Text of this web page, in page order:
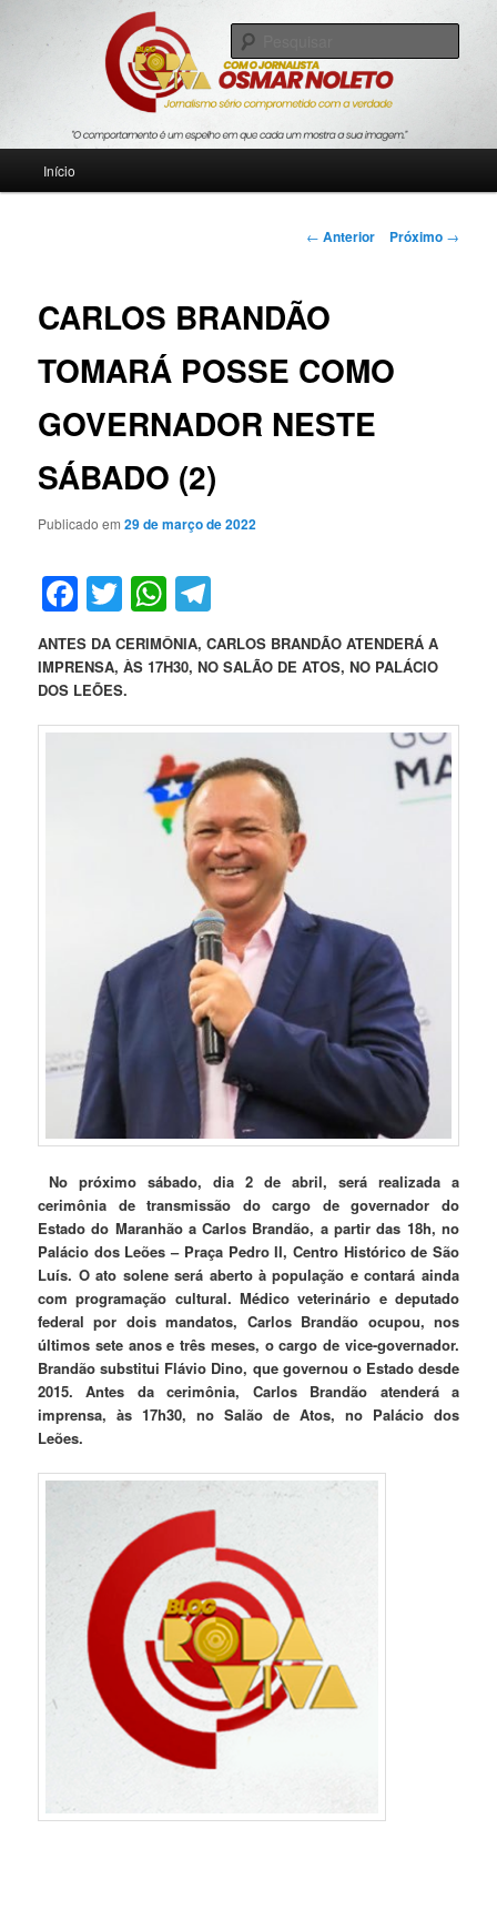
Blog Roda Viva
Jornalismo sério comprometido com a verdade
Início
Navegação
← Anterior Próximo →
CARLOS BRANDÃO
TOMARÁ POSSE COMO
GOVERNADOR NESTE
SÁBADO (2)
Publicado em29 de março de 2022
Facebook
TwitterWhatsApp
ANTES DA CERIMÔNIA, CARLOS BRANDÃO ATENDERÁ A
IMPRENSA, ÀS 17H30, NO SALÃO DE ATOS, NO PALÁCIO
DOS LEÕES.
No próximo sábado, dia 2 de abril, será realizada a
cerimônia de transmissão do cargo de governador do
Estado do Maranhão a Carlos Brandão, a partir das 18h, no
Palácio dos Leões – Praça Pedro II, Centro Histórico de São
Luís. O ato solene será aberto à população e contará ainda
com programação cultural. Médico veterinário e deputado
federal por dois mandatos, Carlos Brandão ocupou, nos
últimos sete anos e três meses, o cargo de vice-governador.
Brandão substitui Flávio Dino, que governou o Estado desde
2015.Antes da cerimônia, Carlos Brandão atenderá a
imprensa, às 17h30, no Salão de Atos, no Palácio dos
Leões.